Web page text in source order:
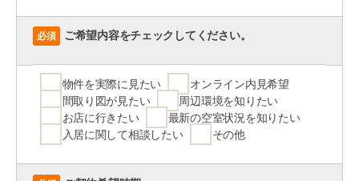
必須 ご希望内容をチェックしてください。
物件を実際に見たい
オンライン内見希望
間取り図が見たい
周辺環境を知りたい
お店に行きたい
最新の空室状況を知りたい
入居に関して相談したい
その他